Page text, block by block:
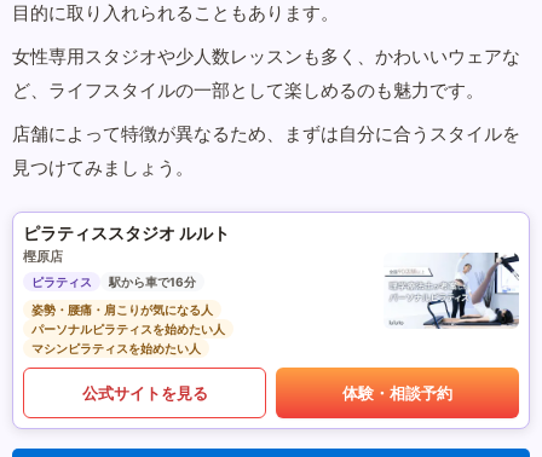
目的に取り入れられることもあります。
女性専用スタジオや少人数レッスンも多く、かわいいウェアな
ど、ライフスタイルの一部として楽しめるのも魅力です。
店舗によって特徴が異なるため、まずは自分に合うスタイルを
見つけてみましょう。
ピラティススタジオ ルルト
樫原店
ピラティス
駅から車で16分
姿勢・腰痛・肩こりが気になる人
パーソナルピラティスを始めたい人
マシンピラティスを始めたい人
公式サイトを見る 体験・相談予約